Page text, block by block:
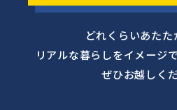
どれくらいあたた
リアルな暮らしをイメージ
ぜひお越しく